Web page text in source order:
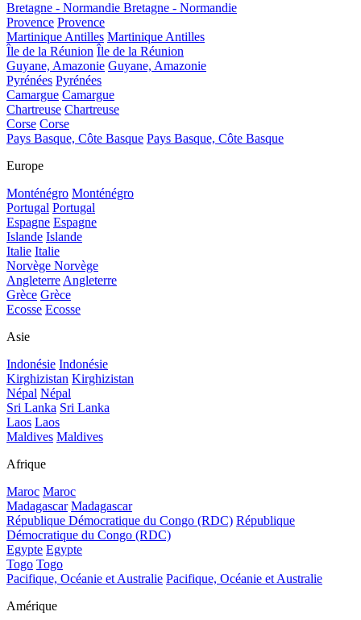
Bretagne - Normandie Bretagne - Normandie
Provence Provence
Martinique Antilles Martinique Antilles
Île de la Réunion Île de la Réunion
Guyane, Amazonie Guyane, Amazonie
Pyrénées Pyrénées
Camargue Camargue
Chartreuse Chartreuse
Corse Corse
Pays Basque, Côte Basque Pays Basque, Côte Basque
Europe
Monténégro Monténégro
Portugal Portugal
Espagne Espagne
Islande Islande
Italie Italie
Norvège Norvège
Angleterre Angleterre
Grèce Grèce
Ecosse Ecosse
Asie
Indonésie Indonésie
Kirghizistan Kirghizistan
Népal Népal
Sri Lanka Sri Lanka
Laos Laos
Maldives Maldives
Afrique
Maroc Maroc
Madagascar Madagascar
République Démocratique du Congo (RDC) République
Démocratique du Congo (RDC)
Egypte Egypte
Togo Togo
Pacifique, Océanie et Australie Pacifique, Océanie et Australie
Amérique